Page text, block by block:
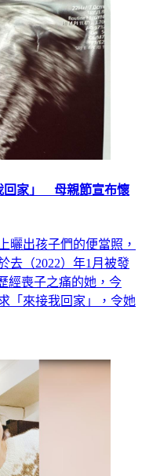
回家」 母親節宣布懷
曬出孩子們的便當照，
去（2022）年1月被發
經喪子之痛的她，今
「來接我回家」，令她